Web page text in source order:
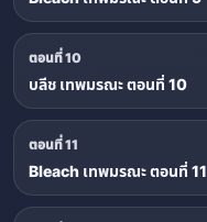
ตอนที่ 10
บลีช เทพมรณะ ตอนที่ 10
ตอนที่ 11
Bleach เทพมรณะ ตอนที่ 11